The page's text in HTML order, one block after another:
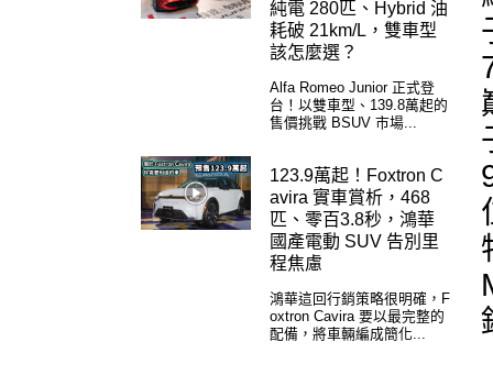
純電 280匹、Hybrid 油
耗破 21km/L，雙車型
該怎麼選？
Alfa Romeo Junior 正式登
台！以雙車型、139.8萬起的
售價挑戰 BSUV 市場...
123.9萬起！Foxtron C
avira 實車賞析，468
匹、零百3.8秒，鴻華
國產電動 SUV 告別里
程焦慮
鴻華這回行銷策略很明確，F
oxtron Cavira 要以最完整的
配備，將車輛編成簡化...